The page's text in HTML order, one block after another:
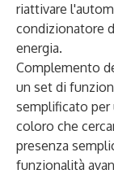
riattivare
condizionatore
energia.
Complemento
un set di
semplificato per
coloro che
presenza
funzionalità